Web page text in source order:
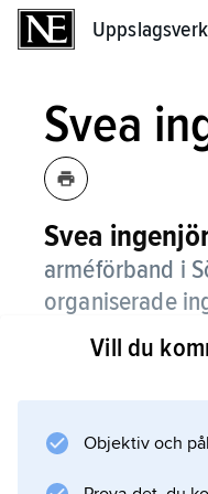
Svea
Svea
arméförband i
organiserade
mellersta
Sappörkompaniet
Vill du
Objektiv och